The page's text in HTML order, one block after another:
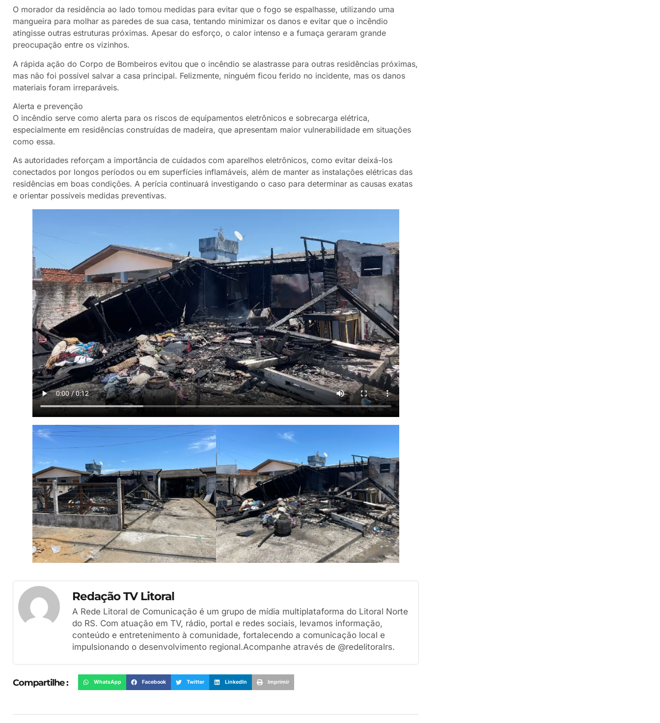
O morador da residência ao lado tomou medidas para evitar que o fogo se espalhasse, utilizando uma
mangueira para molhar as paredes de sua casa, tentando minimizar os danos e evitar que o incêndio
atingisse outras estruturas próximas. Apesar do esforço, o calor intenso e a fumaça geraram grande
preocupação entre os vizinhos.
A rápida ação do Corpo de Bombeiros evitou que o incêndio se alastrasse para outras residências próximas,
mas não foi possível salvar a casa principal. Felizmente, ninguém ficou ferido no incidente, mas os danos
materiais foram irreparáveis.
Alerta e prevenção
O incêndio serve como alerta para os riscos de equipamentos eletrônicos e sobrecarga elétrica,
especialmente em residências construídas de madeira, que apresentam maior vulnerabilidade em situações
como essa.
As autoridades reforçam a importância de cuidados com aparelhos eletrônicos, como evitar deixá-los
conectados por longos períodos ou em superfícies inflamáveis, além de manter as instalações elétricas das
residências em boas condições. A perícia continuará investigando o caso para determinar as causas exatas
e orientar possíveis medidas preventivas.
Redação TV Litoral
A Rede Litoral de Comunicação é um grupo de mídia multiplataforma do Litoral Norte
do RS. Com atuação em TV, rádio, portal e redes sociais, levamos informação,
conteúdo e entretenimento à comunidade, fortalecendo a comunicação local e
impulsionando o desenvolvimento regional.Acompanhe através de @redelitoralrs.
Compartilhe : WhatsApp Facebook Twitter LinkedIn Imprimir